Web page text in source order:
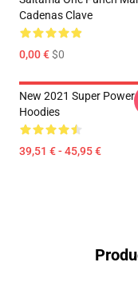
Cadenas Clave
0,00 €$0
New 2021 Super Power
Hoodies
39,51 € - 45,95 €